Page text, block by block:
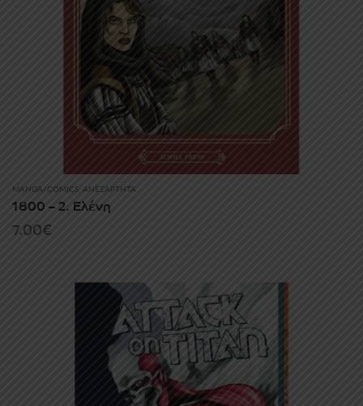
MANGA/COMICS ΑΝΕΞΆΡΤΗΤΑ
1800 – 2. Ελένη
7.00€